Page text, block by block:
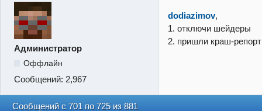
Администратор
Оффлайн
Сообщений: 2,967
dodiazimov,
1. отключи шейдеры
2. пришли краш-
Сообщений с 701 по 725 из 881